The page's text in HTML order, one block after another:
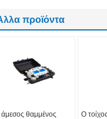
προϊόντα
θαμμένος
Ο